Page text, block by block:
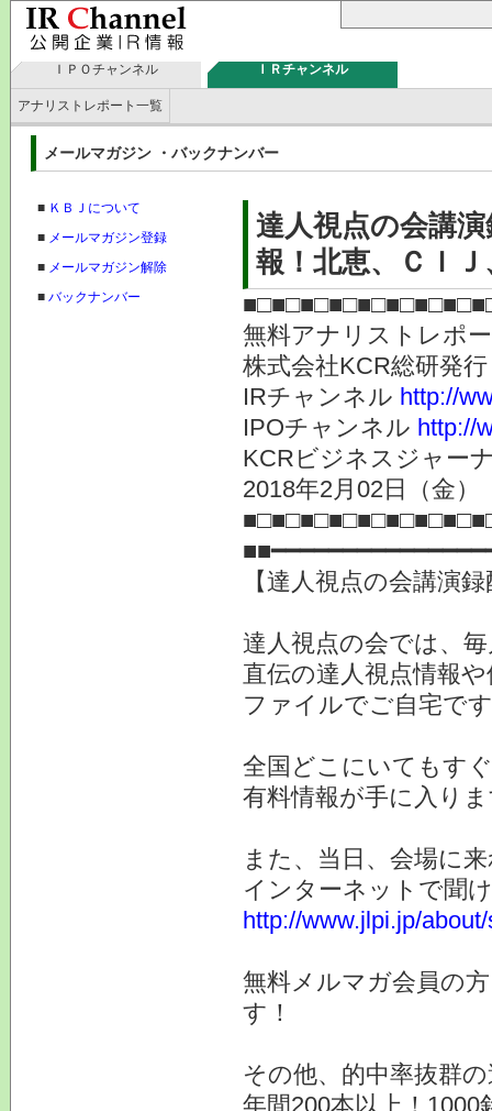
ＩＰＯチャンネル ＩＲチャンネル
アナリストレポート一覧
メールマガジン ・バックナンバー
■ ＫＢＪについて
■ メールマガジン登録
■ メールマガジン解除
■ バックナンバー
達人視点の会講
報！北恵、ＣＩ
無料アナリストレポ
株式会社
IRチャンネル http://
IPOチャンネル http://
KCRビジネスジャー
2018年2月02日（
【達人視点の会講演
達人視点の会では、
直伝の達人視点情報
ファイルでご自宅で
全国どこにいてもす
有料情報が手に入り
また、当日、会場に
インターネットで聞
http://www.jlpi.jp/
無料メルマガ会員の
す！
その他、的中率抜群
年間200本以上！